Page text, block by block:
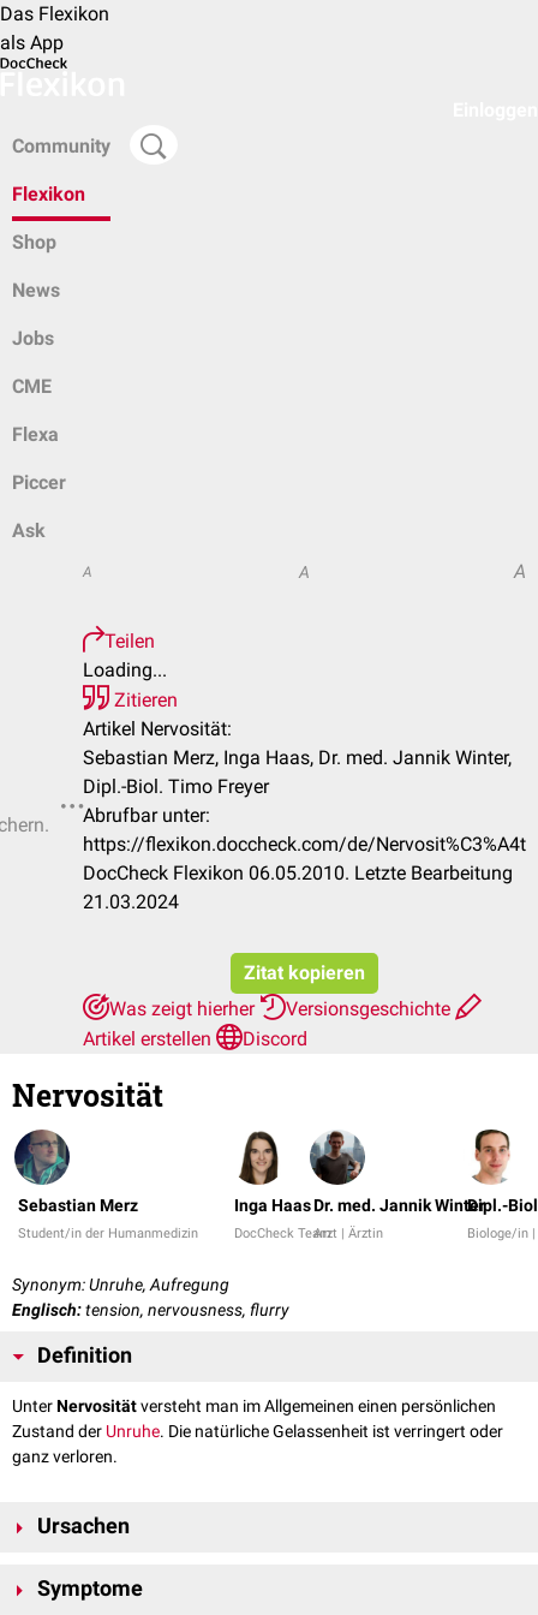
Das Flexikon
als App
Community
Flexikon
Shop
News
Jobs
CME
Flexa
Piccer
Ask
A A A
Teilen
Loading...
Zitieren
Artikel Nervosität:
Sebastian Merz, Inga Haas, Dr. med. Jannik Winter,
Dipl.-Biol. Timo Freyer
Abrufbar unter:
https://flexikon.doccheck.com/de/Nervosit%C3%A4t
DocCheck Flexikon 06.05.2010. Letzte Bearbeitung
21.03.2024
Zitat kopieren
Was zeigt hierher
Versionsgeschichte
Artikel erstellen
Discord
Nervosität
Sebastian Merz
Student/in der Humanmedizin
Inga Haas
DocCheck Team
Dr. med. Jannik Winter
Arzt | Ärztin
Dipl.-
Biologe/in
Synonym: Unruhe, Aufregung
Englisch:tension, nervousness, flurry
Definition
UnterNervositätversteht man im Allgemeinen einen persönlichen
Zustand der Unruhe. Die natürliche Gelassenheit ist verringert oder
ganz verloren.
Ursachen
Prüfungen oder Vorstellungsgesprächen. Die Nervosität kann aber auch
Symptome